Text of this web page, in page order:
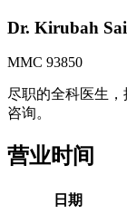
Dr. Kirubah
MMC 93850
尽职的全科医生
咨询。
营业时间
日期